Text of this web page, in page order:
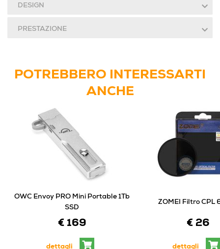
DESIGN
PRESTAZIONE
POTREBBERO INTERESSARTI
ANCHE
OWC Envoy PRO Mini Portable 1Tb
SSD
€ 169
dettagli
ZOMEI Filtro CPL
€ 26
dettagli